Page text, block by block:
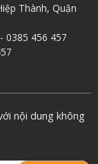
Thành, Quận
- 0385 456 457
nội dung không